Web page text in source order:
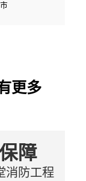
更多
障
消防工程